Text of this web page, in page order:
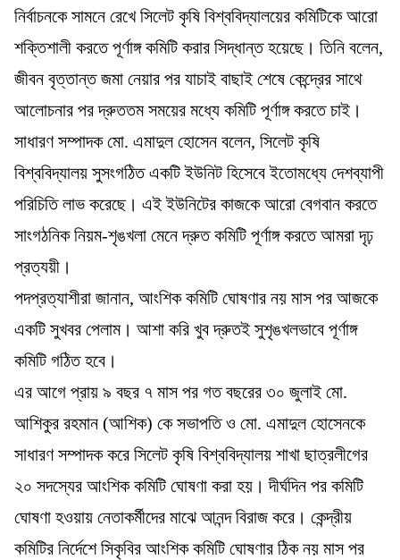
নির্বাচনকে সামনে রেখে সিলেট কৃষি বিশ্ববিদ্যালয়ের কমিটিকে আরো
শক্তিশালী করতে পূর্ণাঙ্গ কমিটি করার সিদ্ধান্ত হয়েছে। তিনি বলেন,
জীবন বৃত্তান্ত জমা নেয়ার পর যাচাই বাছাই শেষে কেন্দ্রের সাথে
আলোচনার পর দ্রুততম সময়ের মধ্যে কমিটি পূর্ণাঙ্গ করতে চাই।
সাধারণ সম্পাদক মো. এমাদুল হোসেন বলেন, সিলেট কৃষি
বিশ্ববিদ্যালয় সুসংগঠিত একটি ইউনিট হিসেবে ইতোমধ্যে দেশব্যাপী
পরিচিতি লাভ করেছে। এই ইউনিটের কাজকে আরো বেগবান করতে
সাংগঠনিক নিয়ম-শৃঙখলা মেনে দ্রুত কমিটি পূর্ণাঙ্গ করতে আমরা দৃঢ়
প্রত্যয়ী।
পদপ্রত্যাশীরা জানান, আংশিক কমিটি ঘোষণার নয় মাস পর আজকে
একটি সুখবর পেলাম। আশা করি খুব দ্রুতই সুশৃঙখলভাবে পূর্ণাঙ্গ
কমিটি গঠিত হবে।
এর আগে প্রায় ৯ বছর ৭ মাস পর গত বছরের ৩০ জুলাই মো.
আশিকুর রহমান (আশিক) কে সভাপতি ও মো. এমাদুল হোসেনকে
সাধারণ সম্পাদক করে সিলেট কৃষি বিশ্ববিদ্যালয় শাখা ছাত্রলীগের
২০ সদস্যের আংশিক কমিটি ঘোষণা করা হয়। দীর্ঘদিন পর কমিটি
ঘোষণা হওয়ায় নেতাকর্মীদের মাঝে আনন্দ বিরাজ করে। কেন্দ্রীয়
কমিটির নির্দেশে সিকৃবির আংশিক কমিটি ঘোষণার ঠিক নয় মাস পর